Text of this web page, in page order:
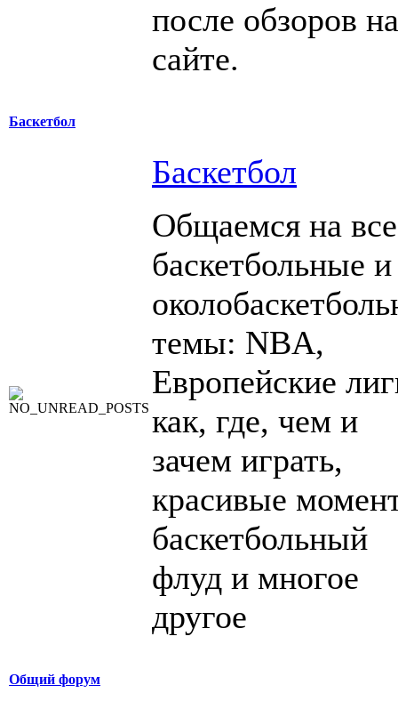
после обзоров на
сайте.
Баскетбол
Баскетбол
Общаемся на все
баскетбольные и
темы: NBA,
Европейские
как, где, чем и
зачем играть,
красивые
баскетбольный
флуд и многое
другое
Общий форум